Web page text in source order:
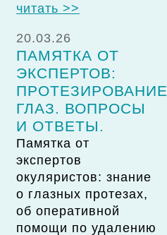
читать >>
20.03.26
ПАМЯТКА ОТ
ЭКСПЕРТОВ:
ПРОТЕЗИРОВАНИЕ
ГЛАЗ. ВОПРОСЫ
И ОТВЕТЫ.
Памятка от
экспертов
окуляристов: знание
о глазных протезах,
об оперативной
помощи по удалению